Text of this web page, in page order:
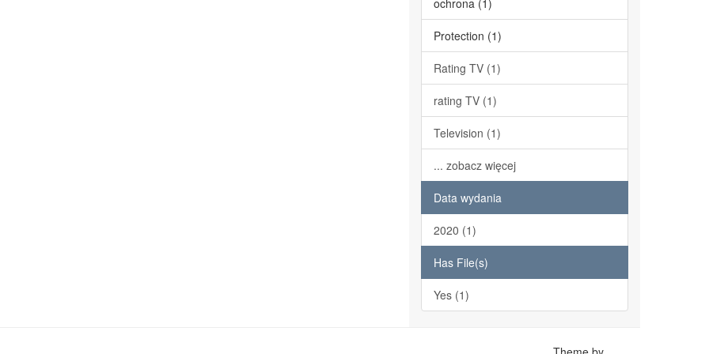
ochrona (1)
Protection (1)
Rating TV (1)
rating TV (1)
Television (1)
... zobacz więcej
Data wydania
2020 (1)
Has File(s)
Yes (1)